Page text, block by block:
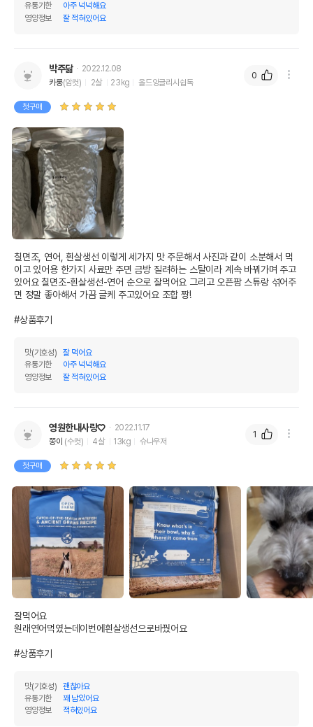
유통기한
아주 넉넉해요
영양정보
잘 적혀있어요
박주닮
2022.12.08
카롱(암컷) 2살 23kg 올드잉글리시쉽독
첫구매
칠면조, 연어, 흰살생선 이렇게 세가지 맛 주문해서 사진과 같이 소분해서 먹
이고 있어용 한가지 사료만 주면 금방 질려하는 스탈이라 계속 바꿔가며 주고
있어요 칠면조-흰살생선-연어 순으로 잘먹어요 그리고 오픈팜 스튜랑 섞어주
면 정말 좋아해서 가끔 글케 주고있어요 조합 짱!
#상품후기
맛(기호성)
잘 먹어요
유통기한
아주 넉넉해요
영양정보
잘 적혀있어요
0
영원한내사랑♡
2022.11.17
쫑이 (수컷) 4살 13kg 슈나우저
첫구매
잘먹어요
원래연어먹였는데이번에흰살생선으로바꿨어요
#상품후기
맛(기호성)
괜찮아요
유통기한
꽤 남았어요
영양정보
적혀있어요
1